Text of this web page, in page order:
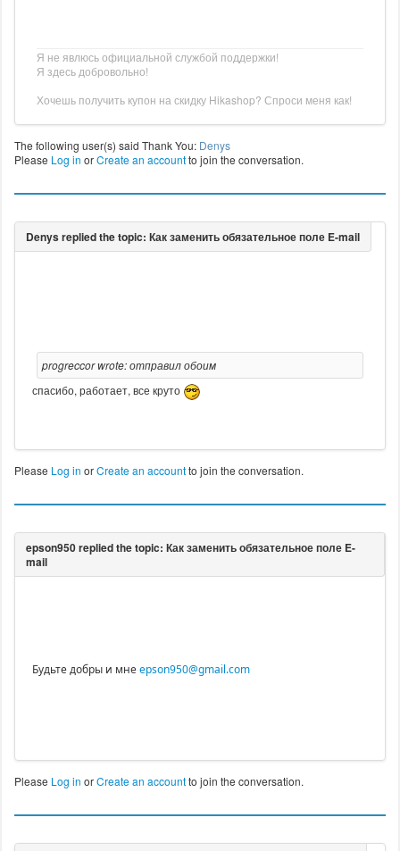
Я не явлюсь официальной службой поддержки!
Я здесь добровольно!
Хочешь получить купон на скидку Hikashop? Спроси меня как!
The following user(s) said Thank You: Denys
Please Log in orCreate an accountto join the conversation.
progreccor wrote: отправил обоим
спасибо, работает, все круто
Please Log in orCreate an accountto join the conversation.
Будьте добры и мнеepson950@gmail.com
Please Log in orCreate an accountto join the conversation.